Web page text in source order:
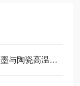
IMPAC IGA 320 短波红外测温仪在石墨与陶瓷高温测量中的应用